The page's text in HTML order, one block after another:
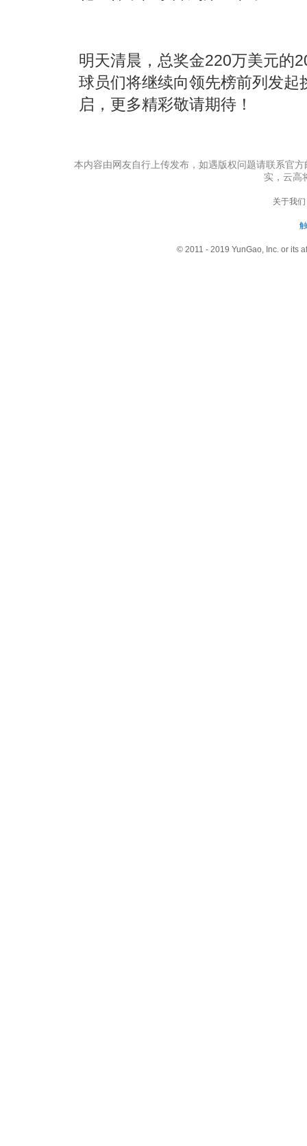
明天清晨，总奖金220万美元的
球员们将继续向领先榜前列发
启，更多精彩敬请期待！
本内容由网友自行上传发布，如遇版权问题请联系官
实，云高
关于我们
© 2011 - 2019 YunGao, Inc. or its